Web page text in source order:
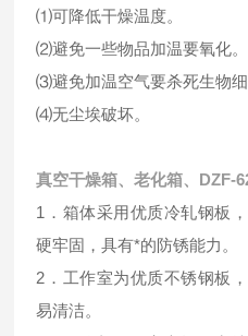
⑴可降低干燥温度。
⑵避免一些物品加温要氧化。
⑶避免加温空气要杀死生物细
⑷无尘埃破坏。
真空干燥箱、老化箱、DZF-
1．箱体采用优质冷轧钢板
硬牢固，具有*的防锈能力。
2．工作室为优质不锈钢板
易清洁。